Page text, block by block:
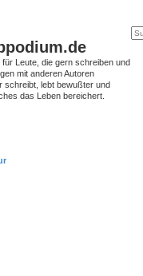
Leute, die gern schreiben und
mit anderen Autoren
schreibt, lebt bewußter und
das Leben bereichert.